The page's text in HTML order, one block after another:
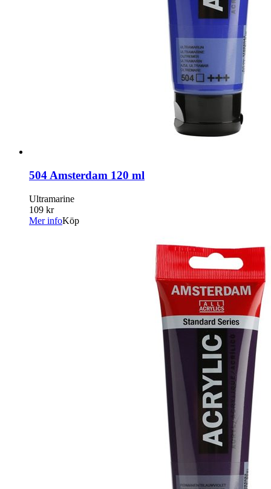
504 Amsterdam 120 ml
Ultramarine
109 kr
Mer infoKöp